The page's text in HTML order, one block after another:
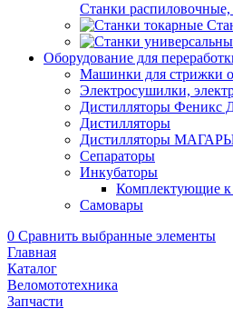
Станки
Оборудование для
Машинки для стрижки
Электросушилки,
Дистилляторы Феникс
Дистилляторы
Дистилляторы
Сепараторы
Инкубаторы
Комплектующие к
Самовары
0 Сравнить выбранные элементы
Главная
Каталог
Веломототехника
Запчасти